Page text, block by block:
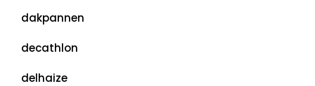
dakpannen
decathlon
delhaize